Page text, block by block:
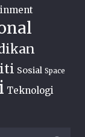
Sosial Space
Teknologi